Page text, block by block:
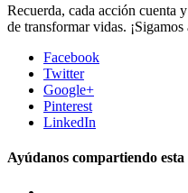
Recuerda, cada acción cuenta
de transformar vidas.
Facebook
Twitter
Google+
Pinterest
LinkedIn
Ayúdanos compartiendo esta